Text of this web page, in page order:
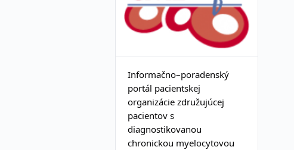
Informačno–poradenský
portál pacientskej
organizácie združujúcej
pacientov s
diagnostikovanou
chronickou myelocytovou